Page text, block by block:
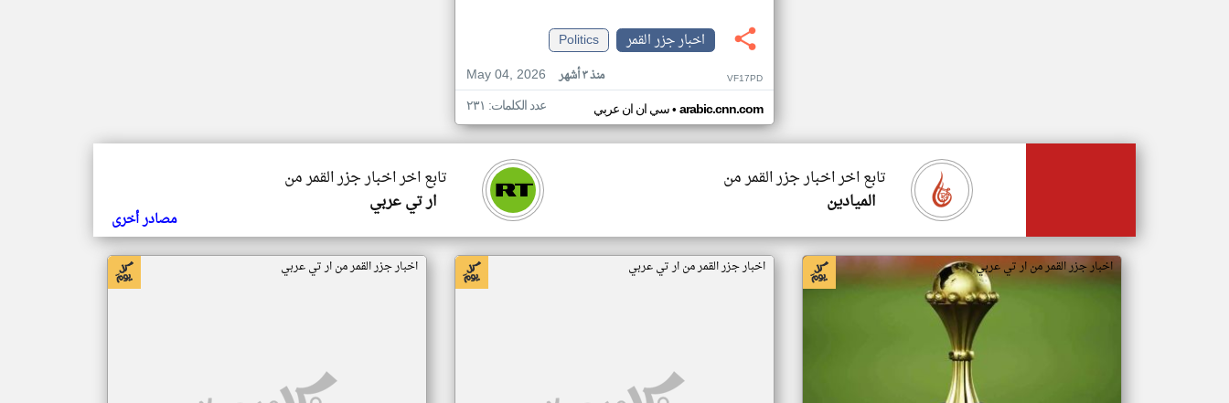
اخبار جزر القمر
Politics
May 04, 2026
منذ ٣ أشهر VF17PD
سي ان ان عربي• arabic.cnn.com عدد الكلمات: ٢٣١
تابع اخر اخبار جزر القمر من
ار تي عربي
تابع اخر اخبار جزر القمر من
الميادين
مصادر أخرى
اخبار جزر القمر من ار تي عربي اخبار جزر القمر من ار تي عربي اخبار جزر القمر من ار تي عربي